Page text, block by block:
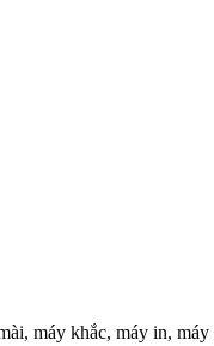
máy khắc, máy in,